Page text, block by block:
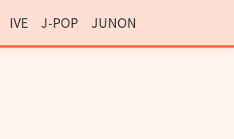
IVE J-POP JUNON